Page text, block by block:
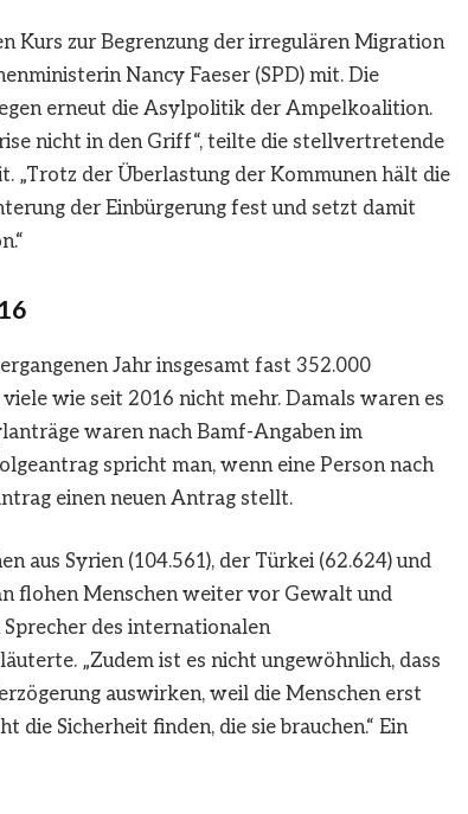
Kurs zur Begrenzung der irregulären Migration
Nancy Faeser (SPD) mit. Die
erneut die Asylpolitik der Ampelkoalition.
nicht in den Griff“, teilte die stellvertretende
„Trotz der Überlastung der Kommunen hält die
der Einbürgerung fest und setzt damit
Jahr insgesamt fast 352.000
wie seit 2016 nicht mehr. Damals waren es
waren nach Bamf-Angaben im
spricht man, wenn eine Person nach
einen neuen Antrag stellt.
aus Syrien (104.561), der Türkei (62.624) und
flohen Menschen weiter vor Gewalt und
des internationalen
„Zudem ist es nicht ungewöhnlich, dass
auswirken, weil die Menschen erst
die Sicherheit finden, die sie brauchen.“ Ein